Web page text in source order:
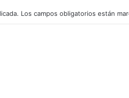
Los campos obligatorios están